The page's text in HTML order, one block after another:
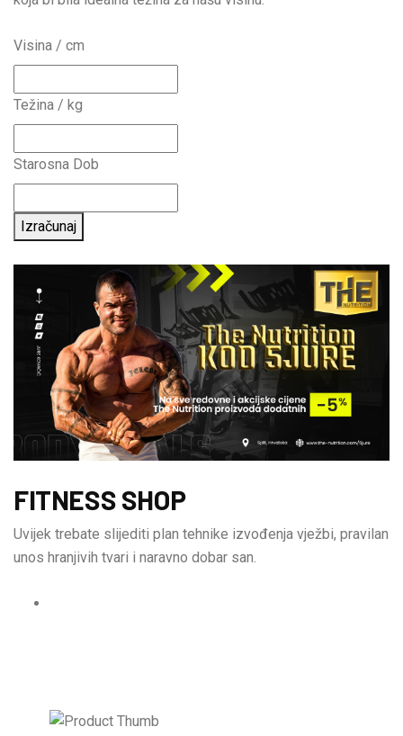
Visina / cm
Težina / kg
Starosna Dob
Izračunaj
FITNESS SHOP
Uvijek trebate slijediti plan tehnike izvođenja vježbi, pravilan
unos hranjivih tvari i naravno dobar san.